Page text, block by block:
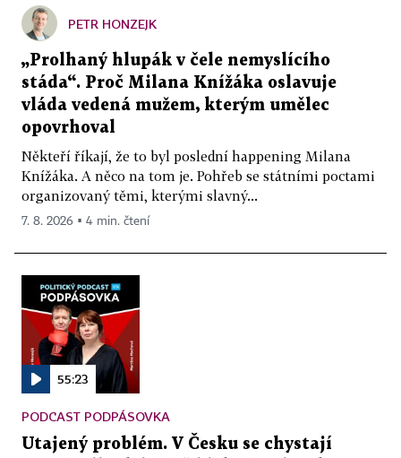
PETR HONZEJK
„Prolhaný hlupák v čele nemyslícího
stáda“. Proč Milana Knížáka oslavuje
vláda vedená mužem, kterým umělec
opovrhoval
Někteří říkají, že to byl poslední happening Milana
Knížáka. A něco na tom je. Pohřeb se státními poctami
organizovaný těmi, kterými slavný...
7. 8. 2026 ▪ 4 min. čtení
55:23
PODCAST PODPÁSOVKA
Utajený problém. V Česku se chystají